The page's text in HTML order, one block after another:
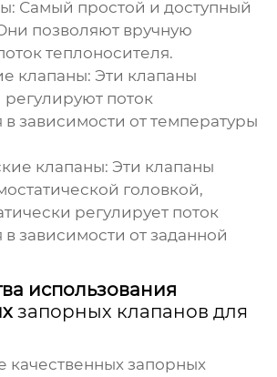
Самый простой и доступный
позволяют вручную
теплоносителя.
клапаны: Эти клапаны
регулируют поток
в зависимости от температуры
клапаны: Эти клапаны
головкой,
регулирует поток
зависимости от заданной
использования
запорных клапанов для
качественныхзапорных